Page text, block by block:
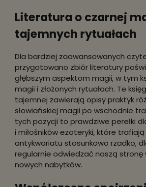
Literatura o czarnej
tajemnych rytuałach
Dla bardziej zaawansowanych
przygotowano zbiór literatury
głębszym aspektom magii, w tym
magii i złożonych rytuałach. Te
tajemnej zawierają opisy praktyk
słowiańskiej magii po wschodnie
tych pozycji to prawdziwe perełki
i miłośników ezoteryki, które
antykwariatu stosunkowo rzadko,
regularnie odwiedzać naszą stronę
nowych nabytków.